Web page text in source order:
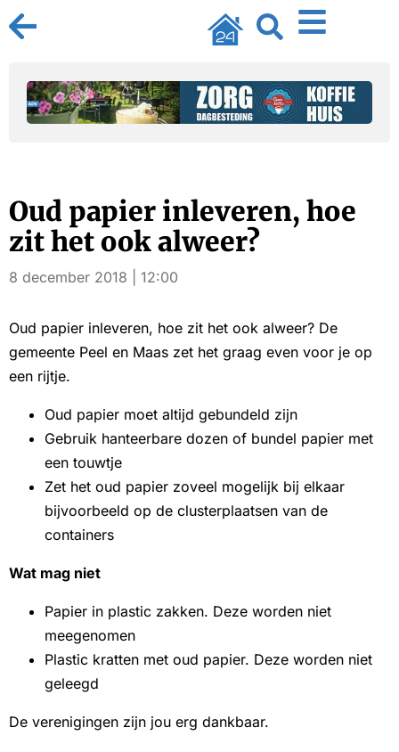
Oud papier inleveren, hoe
zit het ook alweer?
8 december 2018 | 12:00
Oud papier inleveren, hoe zit het ook alweer? De
gemeente Peel en Maas zet het graag even voor je op
een rijtje.
Oud papier moet altijd gebundeld zijn
Gebruik hanteerbare dozen of bundel papier met
een touwtje
Zet het oud papier zoveel mogelijk bij elkaar
bijvoorbeeld op de clusterplaatsen van de
containers
Wat mag niet
Papier in plastic zakken. Deze worden niet
meegenomen
Plastic kratten met oud papier. Deze worden niet
geleegd
De verenigingen zijn jou erg dankbaar.